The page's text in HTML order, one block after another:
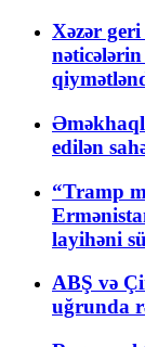
Xəzər
edilən
“Tramp
layihəni
ABŞ və
uğrunda